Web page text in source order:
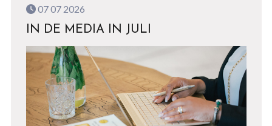
07 07 2026
IN DE MEDIA IN JULI